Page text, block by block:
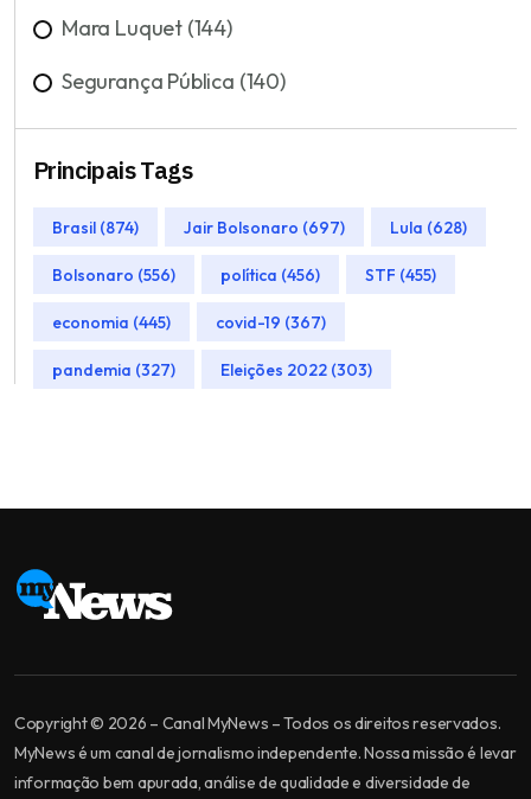
Mara Luquet (144)
Segurança Pública (140)
Principais Tags
Brasil (874) Jair Bolsonaro (697) Lula (628)
Bolsonaro (556) política (456) STF (455)
economia (445) covid-19 (367)
pandemia (327) Eleições 2022 (303)
Copyright © 2026 – Canal MyNews – Todos os direitos reservados.
MyNews é um canal de jornalismo independente. Nossa missão é levar
informação bem apurada, análise de qualidade e diversidade de